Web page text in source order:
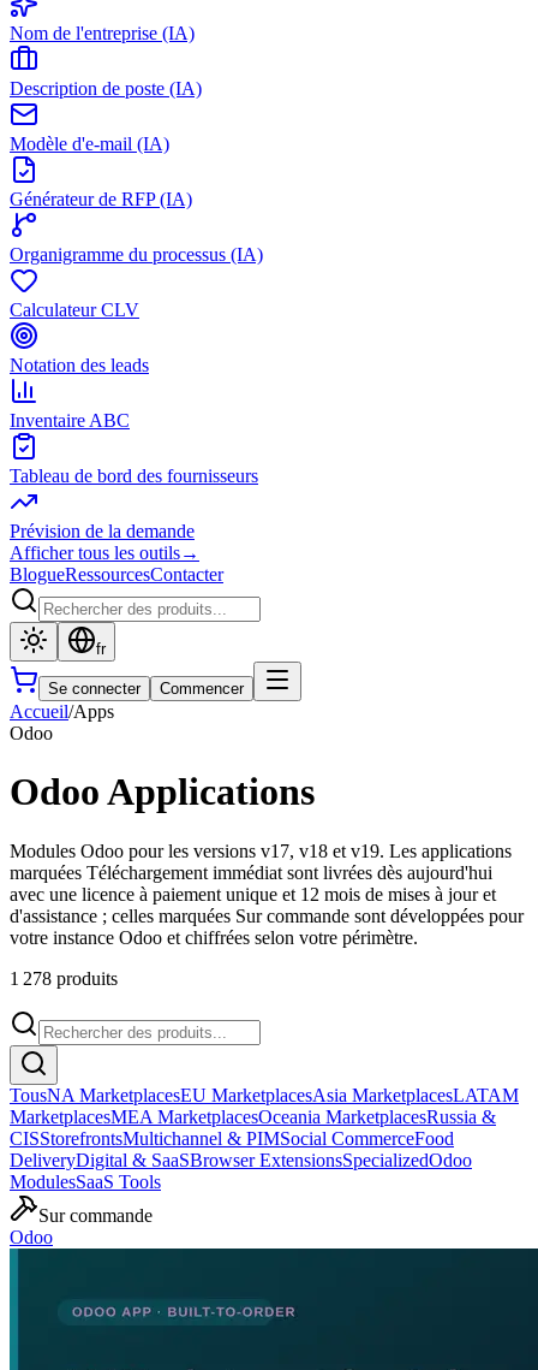
Nom de l'entreprise (IA)
Description de poste (IA)
Modèle d'e-mail (IA)
Générateur de RFP (IA)
Organigramme du processus (IA)
Calculateur CLV
Notation des leads
Inventaire ABC
Tableau de bord des fournisseurs
Prévision de la demande
Afficher tous les outils→
BlogueRessourcesContacter
fr
Se connecter Commencer
Accueil/Apps
Odoo
Odoo Applications
Modules Odoo pour les versions v17, v18 et v19. Les applications
marquées Téléchargement immédiat sont livrées dès aujourd'hui
avec une licence à paiement unique et 12 mois de mises à jour et
d'assistance ; celles marquées Sur commande sont développées pour
votre instance Odoo et chiffrées selon votre périmètre.
1 278 produits
TousNA MarketplacesEU MarketplacesAsia MarketplacesLATAM
MarketplacesMEA MarketplacesOceania MarketplacesRussia &
CISStorefrontsMultichannel & PIMSocial CommerceFood
DeliveryDigital & SaaSBrowser ExtensionsSpecializedOdoo
ModulesSaaS Tools
Sur commande
Odoo